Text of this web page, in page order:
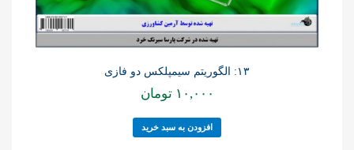
۱۳: الگوریتم سیمپلکس دو فازی
۱۰,۰۰۰ تومان
افزودن به سبد خرید